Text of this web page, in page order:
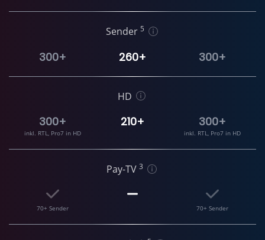
Sender 5
300+ 260+ 300+
HD
300+
inkl. RTL, Pro7 in HD
210+ 300+
inkl. RTL, Pro7 in HD
Pay-TV 3
70+ Sender 70+ Sender